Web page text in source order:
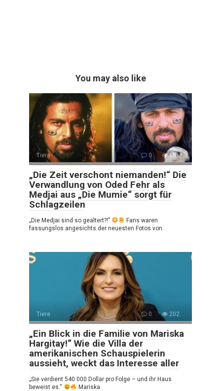
You may also like
Tiere 0 191
„Die Zeit verschont niemanden!“ Die
Verwandlung von Oded Fehr als
Medjai aus „Die Mumie“ sorgt für
Schlagzeilen
„Die Medjai sind so gealtert?!”
Fans waren
fassungslos angesichts der neuesten Fotos von
Tiere 0 202
„Ein Blick in die Familie von Mariska
Hargitay!“ Wie die Villa der
amerikanischen Schauspielerin
aussieht, weckt das Interesse aller
„Sie verdient 540.000 Dollar pro Folge – und ihr Haus
beweist es.“
Mariska